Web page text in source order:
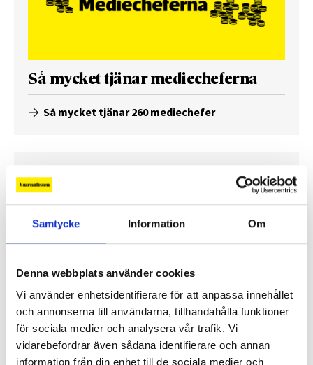
Samtycke Information Om
Denna webbplats använder cookies
Vi använder enhetsidentifierare för att anpassa innehållet
och annonserna till användarna, tillhandahålla funktioner
för sociala medier och analysera vår trafik. Vi
vidarebefordrar även sådana identifierare och annan
information från din enhet till de sociala medier och
Så mycket tjänar mediecheferna
Så mycket tjänar 260 mediechefer
Enorma skillnader mellan
chefredaktörerna